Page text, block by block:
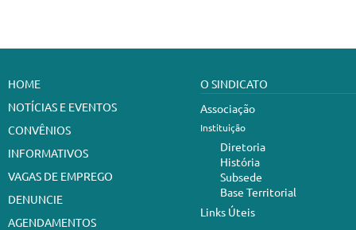
HOME
NOTÍCIAS E EVENTOS
CONVÊNIOS
INFORMATIVOS
VAGAS DE EMPREGO
DENUNCIE
AGENDAMENTOS
O SINDICATO
Associação
Instituição
Diretoria
História
Subsede
Base Territorial
Links Úteis